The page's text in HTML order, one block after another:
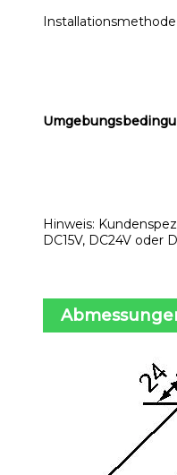
Installationsmethode
Hinweis:
DC15V, DC24V oder